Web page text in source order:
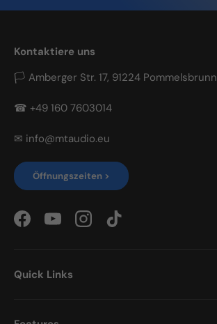
Kontaktiere uns
🏳 Amberger Str. 17, 91224 Pommelsbrunn
☎ +49 160 7603014
✉ info@mtaudio.eu
Öffnungszeiten >
FacebookYouTubeInstagramTikTok
Quick Links